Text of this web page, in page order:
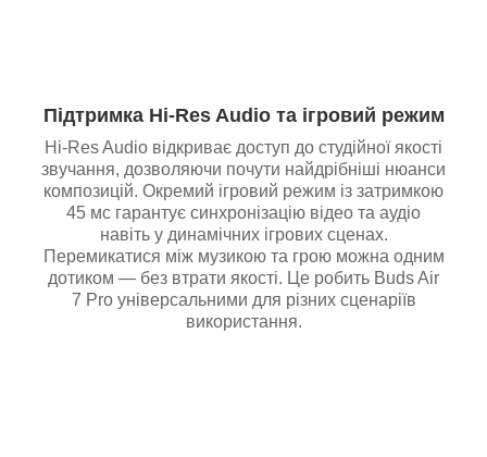
Підтримка Hi-Res Audio та ігровий режим
Hi-Res Audio відкриває доступ до студійної якості
звучання, дозволяючи почути найдрібніші нюанси
композицій. Окремий ігровий режим із затримкою
45 мс гарантує синхронізацію відео та аудіо
навіть у динамічних ігрових сценах.
Перемикатися між музикою та грою можна одним
дотиком — без втрати якості. Це робить Buds Air
7 Pro універсальними для різних сценаріїв
використання.